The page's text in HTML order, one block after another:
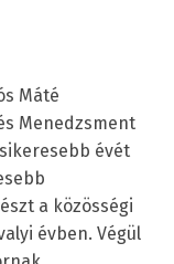
Máté
Menedzsment
évét
a közösségi
évben. Végül